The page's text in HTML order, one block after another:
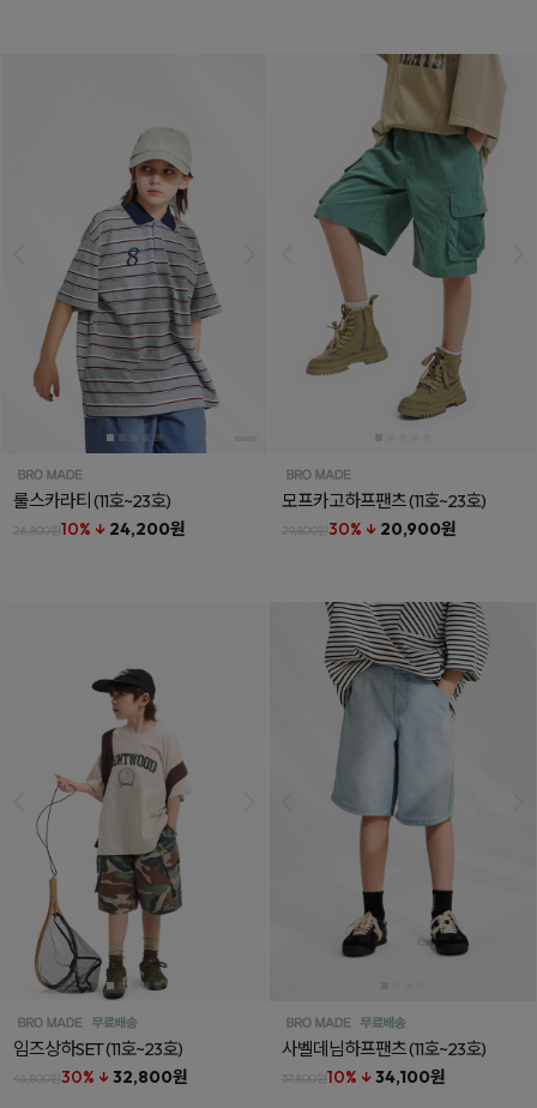
룰스카라티(11호~23호)
26,800원10% ↓ 24,200원
모프카고하프팬츠(11호~23호)
29,800원30% ↓ 20,900원
임즈상하SET(11호~23호)
46,800원30% ↓ 32,800원
사벨데님하프팬츠(11호~23호)
37,800원10% ↓ 34,100원